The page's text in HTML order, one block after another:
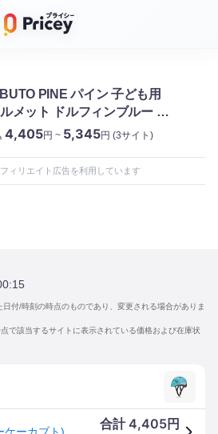
PINE パイン 子ども用
メット ドルフィンブルー オ
カブト
4,405円 ~ 5,345円 (3サイト)
ィリエイト広告を利用しています
付/時刻の時点のものであり、変更される場合がありま
で該当するサイトに表示されている価格および在庫状
合計4,405円